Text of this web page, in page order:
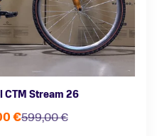
CTM Stream 26
599,00 €
€